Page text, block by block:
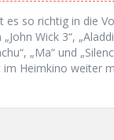
es so richtig in die
Wick 3“,
„Ma“ und
Heimkino weiter